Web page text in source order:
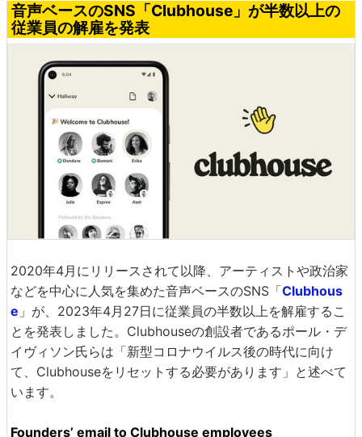
音声ベースのSNS「Clubhouse」が半数以上の
従業員の解雇を発表
2020年4月にリリースされて以降、アーティストや政治家
などを中心に人気を集めた音声ベースのSNS「Clubhous
e 」が、2023年4月27日に従業員の半数以上を解雇するこ
とを発表しました。Clubhouseの創設者であるポール・デ
イヴィソン氏らは「新型コロナウイルス後の時代に向け
て、Clubhouseをリセットする必要があります」と述べて
います。
Founders’ email to Clubhouse employees